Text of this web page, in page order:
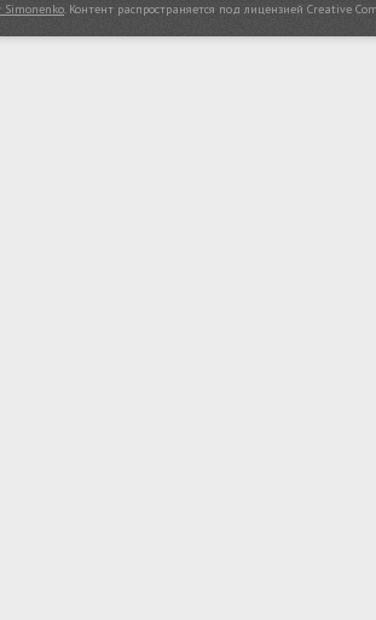
Simonenko Контент распространяется под лицензией Creative